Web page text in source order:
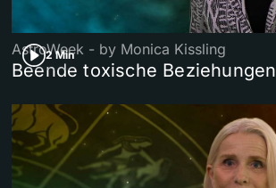
2 Min
AstroWeek - by Monica Kissling
Beende toxische Beziehungen